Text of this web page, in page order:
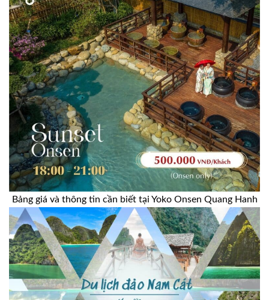
Bảng giá và thông tin cần biết tại Yoko Onsen Quang Hanh